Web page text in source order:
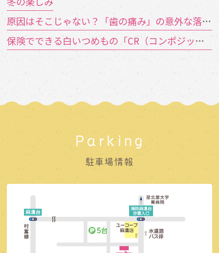
原因はそこじゃない？「歯の痛み」の意外な落とし穴
保険でできる白いつめもの「CR（コンポジットレジン）」とは？
Parking
駐車場情報